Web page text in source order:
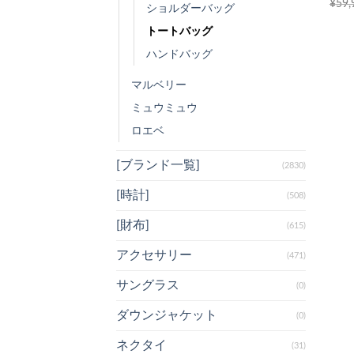
ショルダーバッグ
トートバッグ
ハンドバッグ
マルベリー
ミュウミュウ
ロエベ
[ブランド一覧] (2830)
[時計] (508)
[財布] (615)
アクセサリー (471)
サングラス (0)
ダウンジャケット (0)
ネクタイ (31)
¥